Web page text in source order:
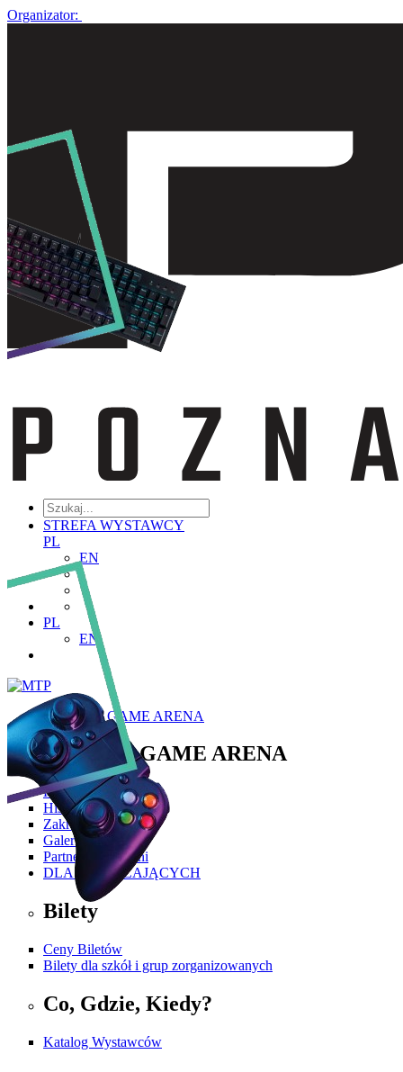
Organizator:
STREFA WYSTAWCY
PL
EN
PL
EN
POZNAŃ GAME ARENA
POZNAŃ GAME ARENA
Poznaj PGA
Historia PGA
Zakres Tematyczny
Galeria
Partnerzy i Patroni
DLA ZWIEDZAJĄCYCH
Bilety
Ceny Biletów
Bilety dla szkół i grup zorganizowanych
Co, Gdzie, Kiedy?
Katalog Wystawców